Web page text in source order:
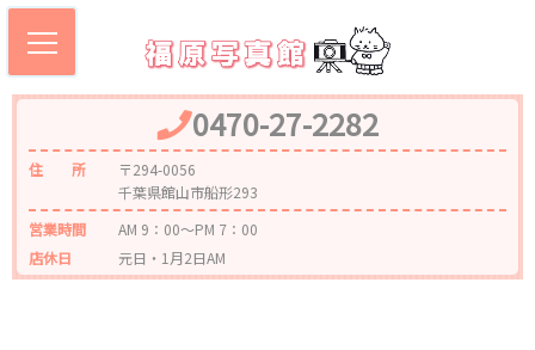
0470-27-2282
住 所
〒294-0056
千葉県館山市船形293
営業時間
AM 9：00～PM 7：00
店休日
元日・1月2日AM